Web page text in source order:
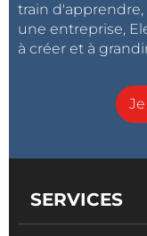
train
une entreprise,
à créer et à
SERVICES